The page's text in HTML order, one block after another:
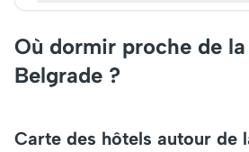
Où dormir proche de
Belgrade ?
Carte des hôtels autour de